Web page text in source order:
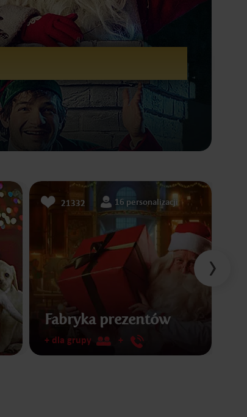
21332 16 personalizacji
Fabryka prezentów
+ dla grupy +